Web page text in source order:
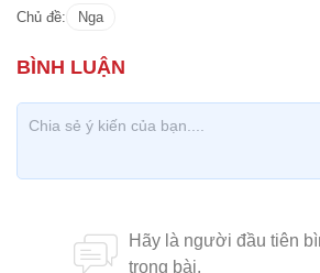
Chủ đề: Nga